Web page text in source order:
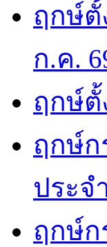
ฤกษ์ตั้
ก.ค.
ฤกษ์ตั้
ฤกษ์
ประจ
ฤกษ์